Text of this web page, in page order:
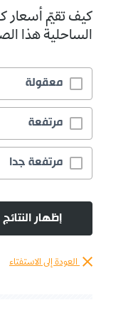
كيف تقيّم أسعار
الساحلية هذا
معقولة
مرتفعة
مرتفعة جدا
إظهار النتائج
العودة إلى الاستفتاء